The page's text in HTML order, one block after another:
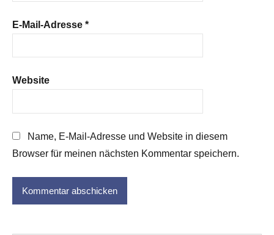
E-Mail-Adresse *
Website
Name, E-Mail-Adresse und Website in diesem
Browser für meinen nächsten Kommentar speichern.